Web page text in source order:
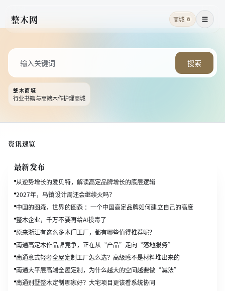
整木网 商城 商 菜单
搜索
整木商城
行业书籍与高端木作护理商城
资讯速览
最新发布
从逆势增长的爱贝特，解读高定品牌增长的底层逻辑
2027年，乌镇设计周还会继续火吗？
中国的图森，世界的图森 ：一个中国高定品牌如何建立自己的高度
整木企业，千万不要再给AI投毒了
原来浙江有这么多木门工厂，都有哪些值得推荐呢？
南通高定木作品牌竞争，正在从“产品”走向“落地服务”
南通意式轻奢全屋定制工厂怎么选？高级感不是材料堆出来的
南通大平层高端全屋定制，为什么越大的空间越要做“减法”
南通别墅整木定制哪家好？大宅项目更该看系统协同